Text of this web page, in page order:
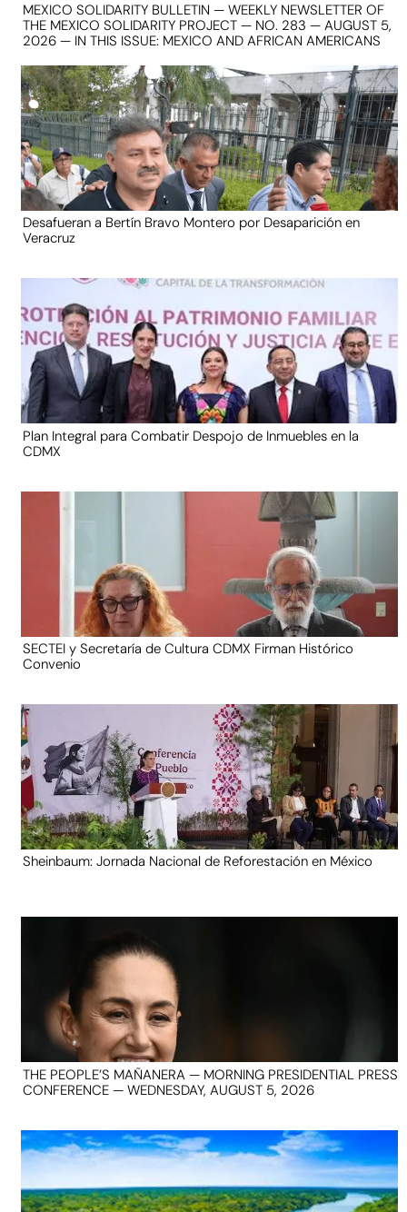
MEXICO SOLIDARITY BULLETIN — WEEKLY NEWSLETTER OF
THE MEXICO SOLIDARITY PROJECT — NO. 283 — AUGUST 5,
2026 — IN THIS ISSUE: MEXICO AND AFRICAN AMERICANS
Desafueran a Bertín Bravo Montero por Desaparición en
Veracruz
Plan Integral para Combatir Despojo de Inmuebles en la
CDMX
SECTEI y Secretaría de Cultura CDMX Firman Histórico
Convenio
Sheinbaum: Jornada Nacional de Reforestación en México
THE PEOPLE’S MAÑANERA — MORNING PRESIDENTIAL PRESS
CONFERENCE — WEDNESDAY, AUGUST 5, 2026